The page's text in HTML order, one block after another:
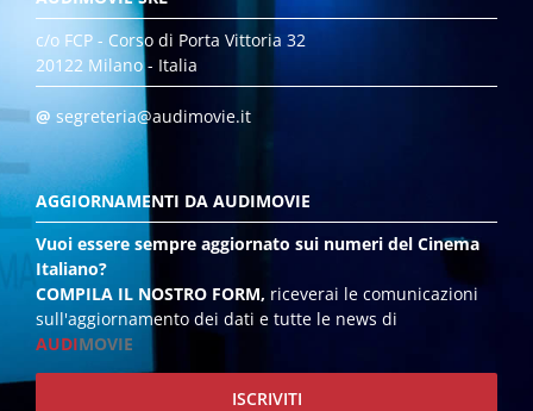
c/o FCP - Corso di Porta Vittoria 32
20122 Milano - Italia
@ segreteria@audimovie.it
AGGIORNAMENTI DA AUDIMOVIE
Vuoi essere sempre aggiornato sui numeri del Cinema
Italiano?
COMPILA IL NOSTRO FORM, riceverai le comunicazioni
sull'aggiornamento dei dati e tutte le news di
AUDIMOVIE
ISCRIVITI